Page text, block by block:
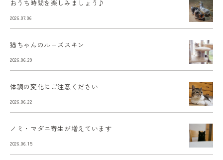
おうち時間を楽しみましょう♪
2026.07.06
猫ちゃんのルーズスキン
2026.06.29
体調の変化にご注意ください
2026.06.22
ノミ・マダニ寄生が増えています
2026.06.15